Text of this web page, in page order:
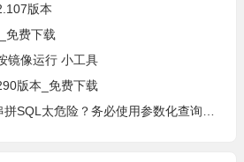
版本
免费下载
镜像运行 小工具
版本_免费下载
太危险？务必使用参数化查询，安全防注入